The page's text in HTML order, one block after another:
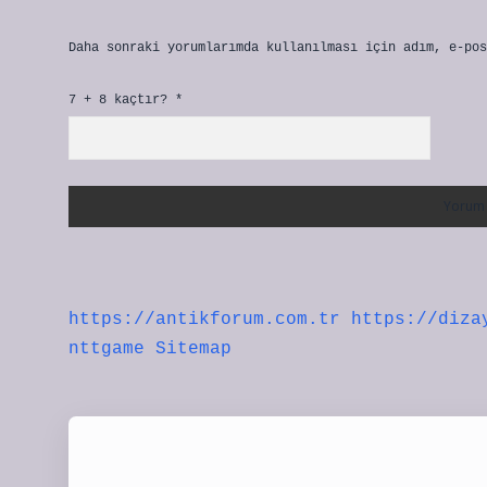
Daha sonraki yorumlarımda kullanılması için adım, e-
7 + 8 kaçtır? *
https://antikforum.com.tr https://
nttgame
Sitemap